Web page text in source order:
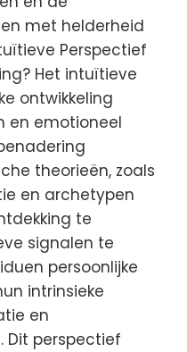
met helderheid
Perspectief
Het intuïtieve
ontwikkeling
en emotioneel
theorieën, zoals
en archetypen
te
signalen te
persoonlijke
intrinsieke
en
Dit perspectief